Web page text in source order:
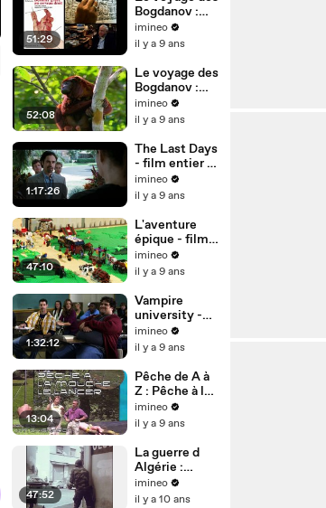
51:29
Bogdanov :
Que cache
notre cerveau
imineo
il y a 9 ans
52:08
Le voyage des
Bogdanov :
Sommes nous
seuls dans
imineo
il y a 9 ans
1:17:26
The Last Days
- film entier vf
2011
imineo
il y a 9 ans
47:10
L'aventure
épique - film
entier vf
imineo
il y a 9 ans
1:32:12
Vampire
university -
film 2013
entier vf
imineo
il y a 9 ans
13:04
Pêche de A à
Z : Pêche à la
mouche, le
lancer -
imineo
il y a 9 ans
47:52
La guerre d
Algérie :
L'OAS -
l'exode
imineo
il y a 10 ans